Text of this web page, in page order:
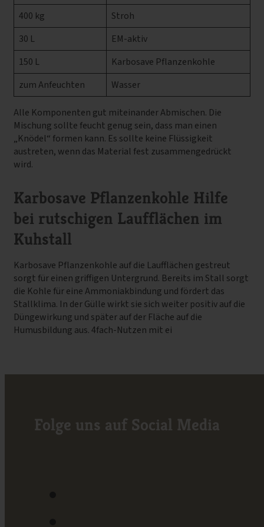
400 kg
Stroh
30 L
EM-aktiv
150 L
Karbosave Pflanzenkohle
zum Anfeuchten
Wasser
Alle Komponenten gut miteinander Abmischen. Die
Mischung sollte feucht genug sein, dass man einen
„Knödel“ formen kann. Es sollte keine Flüssigkeit
austreten, wenn das Material fest zusammengedrückt
wird.
Karbosave Pflanzenkohle Hilfe
bei rutschigen Laufflächen im
Kuhstall
Karbosave Pflanzenkohle auf die Laufflächen gestreut
sorgt für einen griffigen Untergrund. Bereits im Stall sorgt
die Kohle für eine Ammoniakbindung und fördert das
Stallklima. In der Gülle wirkt sie sich weiter positiv auf die
Düngewirkung und später auf der Fläche auf die
Humusbildung aus. 4fach-Nutzen mit ei
Folge uns auf Social Media